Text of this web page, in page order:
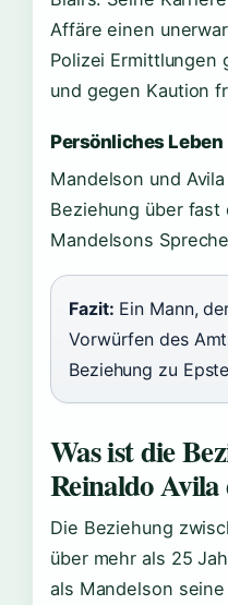
Affäre einen
Polizei Ermittlungen
und gegen Kaution
Persönliches Leben
Mandelson und
Beziehung über
Mandelsons
Fazit: Ein Mann,
Vorwürfen des
Beziehung zu
Was ist die
Reinaldo Avila
Die Beziehung
über mehr als 25
als Mandelson